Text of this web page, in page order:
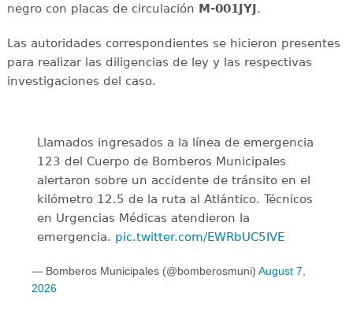
negro con placas de circulación M-001JYJ.
Las autoridades correspondientes se hicieron presentes
para realizar las diligencias de ley y las respectivas
investigaciones del caso.
Llamados ingresados a la línea de emergencia
123 del Cuerpo de Bomberos Municipales
alertaron sobre un accidente de tránsito en el
kilómetro 12.5 de la ruta al Atlántico. Técnicos
en Urgencias Médicas atendieron la
emergencia. pic.twitter.com/EWRbUC5IVE
— Bomberos Municipales (@bomberosmuni) August 7,
2026